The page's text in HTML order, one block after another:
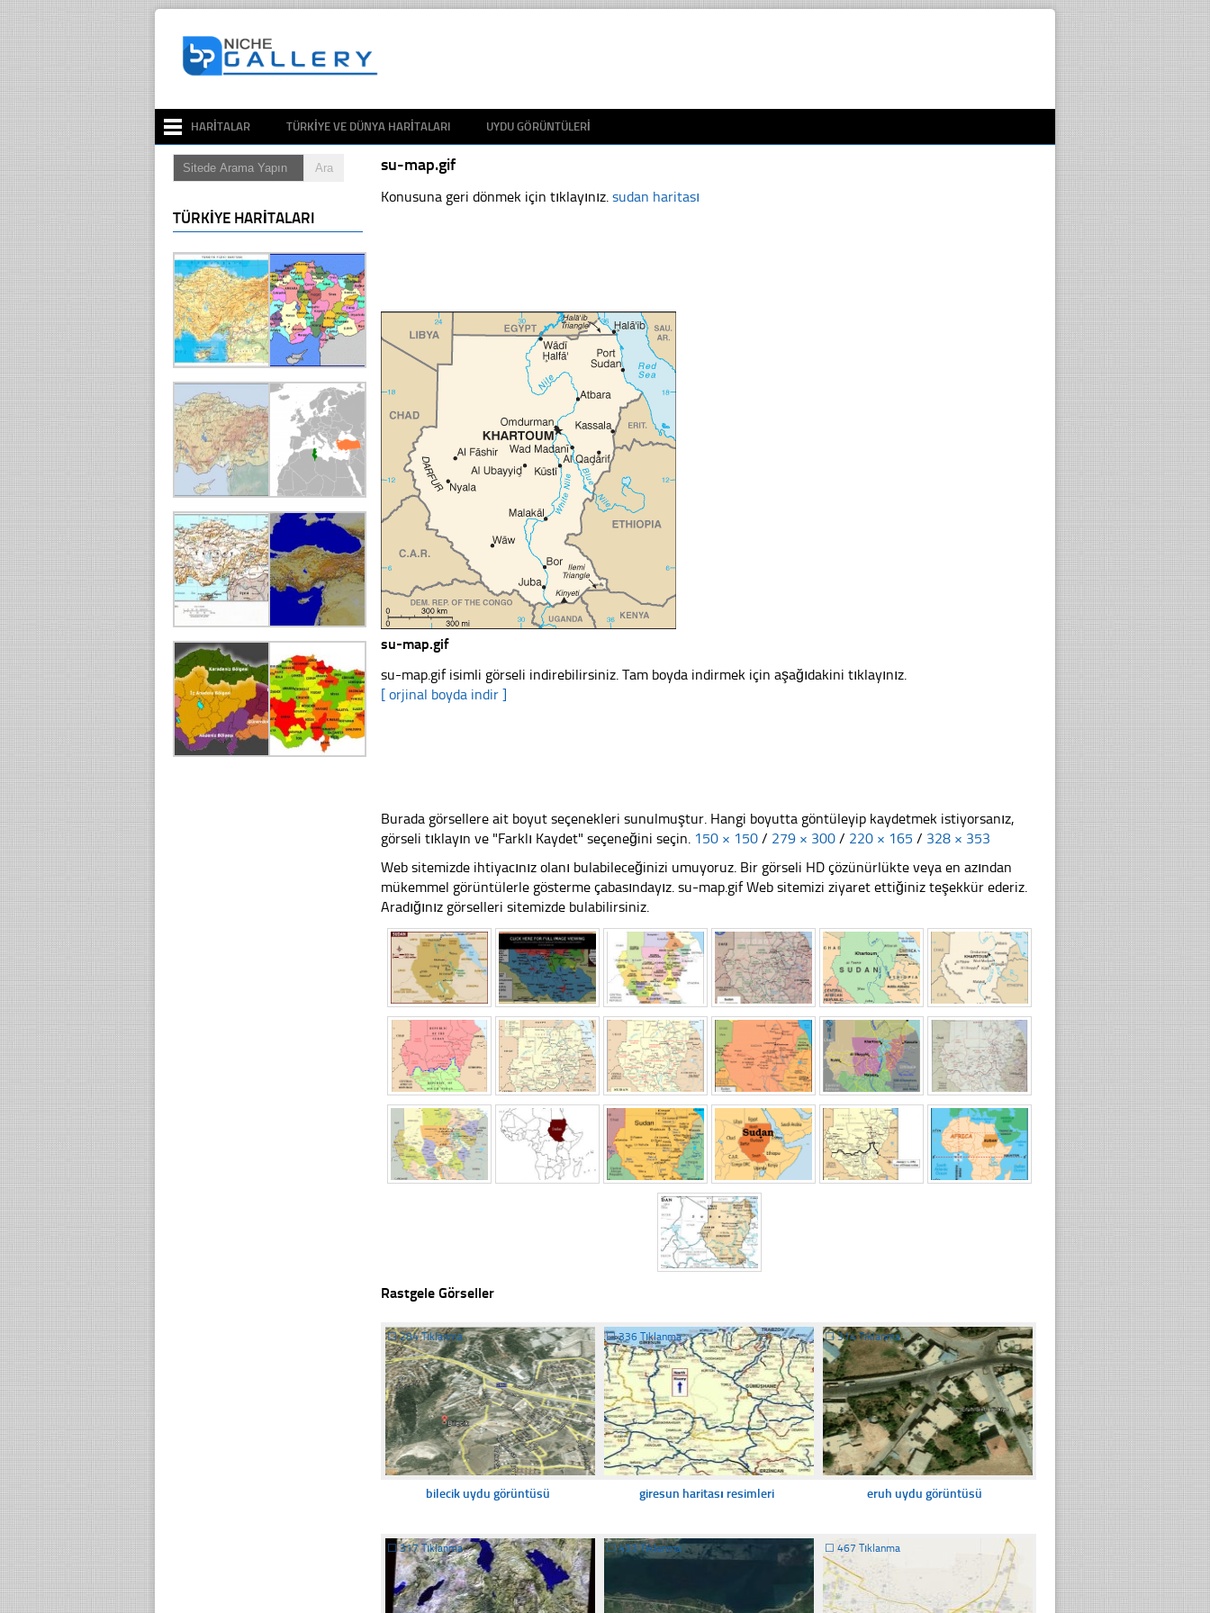
HARITALAR TÜRKIYE VE DÜNYA HARITALARI UYDU GÖRÜNTÜLERI
su-map.gif
Konusuna geri dönmek için tıklayınız.sudan haritası
su-map.gif
su-map.gif isimli görseli indirebilirsiniz. Tam boyda indirmek için aşağıdakini tıklayınız.
[ orjinal boyda indir ]
Burada görsellere ait boyut seçenekleri sunulmuştur. Hangi boyutta göntüleyip kaydetmek istiyorsanız,
görseli tıklayın ve "Farklı Kaydet" seçeneğini seçin. 150 × 150 / 279 × 300 / 220 × 165 / 328 × 353
Web sitemizde ihtiyacınız olanı bulabileceğinizi umuyoruz. Bir görseli HD çözünürlükte veya en azından
mükemmel görüntülerle gösterme çabasındayız. su-map.gif Web sitemizi ziyaret ettiğiniz teşekkür ederiz.
Aradığınız görselleri sitemizde bulabilirsiniz.
Rastgele Görseller
☐284 Tıklanma
bilecik uydu görüntüsü
☐336 Tıklanma
giresun haritası resimleri
☐314 Tıklanma
eruh uydu görüntüsü
☐317 Tıklanma ☐433 Tıklanma ☐ 467 Tıklanma
TÜRKIYE HARITALARI